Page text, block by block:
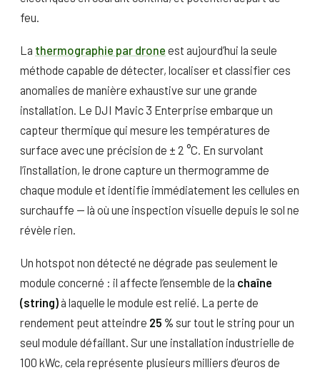
feu.
La thermographie par drone est aujourd’hui la seule
méthode capable de détecter, localiser et classifier ces
anomalies de manière exhaustive sur une grande
installation. Le DJI Mavic 3 Enterprise embarque un
capteur thermique qui mesure les températures de
surface avec une précision de ± 2 °C. En survolant
l’installation, le drone capture un thermogramme de
chaque module et identifie immédiatement les cellules en
surchauffe — là où une inspection visuelle depuis le sol ne
révèle rien.
Un hotspot non détecté ne dégrade pas seulement le
module concerné : il affecte l’ensemble de la chaîne
(string)à laquelle le module est relié. La perte de
rendement peut atteindre 25 % sur tout le string pour un
seul module défaillant. Sur une installation industrielle de
100 kWc, cela représente plusieurs milliers d’euros de